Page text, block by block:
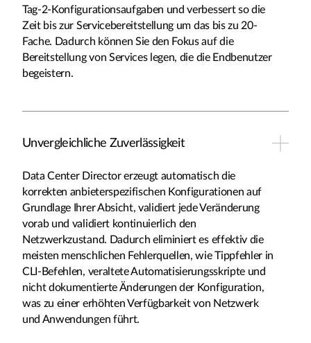
Tag-2-Konfigurationsaufgaben und verbessert so die
Zeit bis zur Servicebereitstellung um das bis zu 20-
Fache. Dadurch können Sie den Fokus auf die
Bereitstellung von Services legen, die die Endbenutzer
begeistern.
Unvergleichliche Zuverlässigkeit
Data Center Director erzeugt automatisch die
korrekten anbieterspezifischen Konfigurationen auf
Grundlage Ihrer Absicht, validiert jede Veränderung
vorab und validiert kontinuierlich den
Netzwerkzustand. Dadurch eliminiert es effektiv die
meisten menschlichen Fehlerquellen, wie Tippfehler in
CLI-Befehlen, veraltete Automatisierungsskripte und
nicht dokumentierte Änderungen der Konfiguration,
was zu einer erhöhten Verfügbarkeit von Netzwerk
und Anwendungen führt.